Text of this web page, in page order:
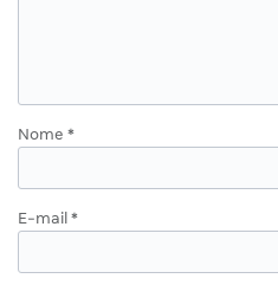
Nome *
E-mail *